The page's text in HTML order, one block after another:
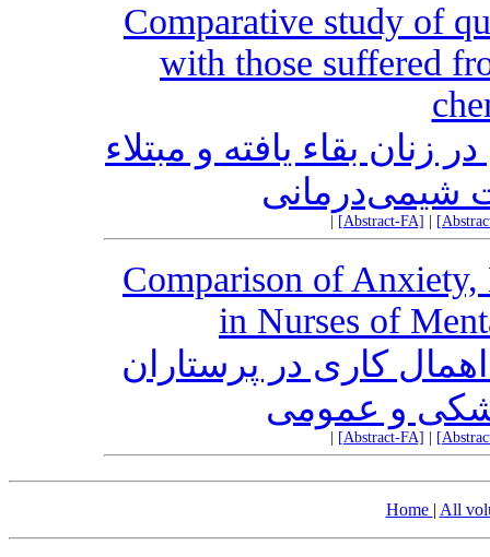
Comparative study of
with those suffered
بقاء یافته و مبتلاء
شیمی‌درمانی
[Abstract-FA]
Comparison of Anxiety,
in Nurses of
کاری در پرستاران
و عمومی
[Abstract-FA]
Home | All